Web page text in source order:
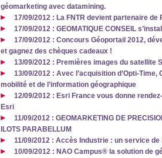
géomarketing avec datamining.
17/09/2012 : La FNTR devient partenaire de
17/09/2012 : GEOMATIQUE CONSEIL
17/09/2012 : Concours Géoportail 2012,
et gagnez des chèques cadeaux !
13/09/2012 : Premières images du satellite
13/09/2012 : Avec l’acquisition d’Opti-
mobilité et de l’information géographique
12/09/2012 : Esri France vous donne
Esri
11/09/2012 : GEOMARKETING DE
ILOTS PARABELLUM
11/09/2012 : Accès Industrie : un service
10/09/2012 : NAO Campus® la solution de